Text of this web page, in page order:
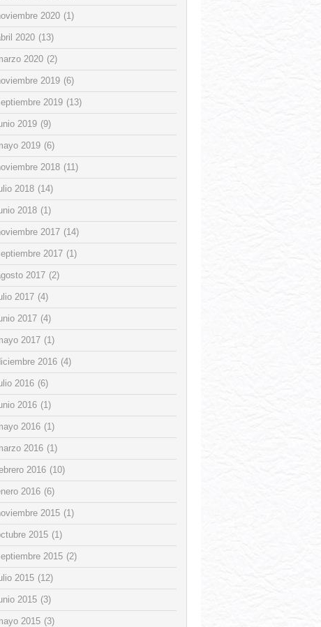
2020 (1)
2020 (13)
2020 (2)
2019 (6)
2019 (13)
2019 (9)
2019 (6)
2018 (11)
2018 (14)
2018 (1)
2017 (14)
2017 (1)
2017 (2)
2017 (4)
2017 (4)
2017 (1)
2016 (4)
2016 (6)
2016 (1)
2016 (1)
2016 (1)
2016 (10)
2016 (6)
2015 (1)
2015 (1)
2015 (2)
2015 (12)
2015 (3)
2015 (3)